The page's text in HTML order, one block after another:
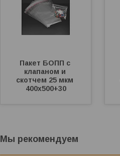
Пакет БОПП с
клапаном и
скотчем 25 мкм
400х500+30
Мы рекомендуем